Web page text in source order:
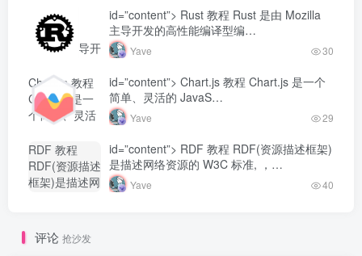
class="lazyload
fit-cover
radius8">
之...-
Yave520-专业
开发者社区"
fit-cover
radius8">
Rust 教程
Rust 是由
Mozilla 主导开
译型编...-
Yave520-专业
开发者社区"
class="lazyload
fit-cover
radius8">
id=”content”> Rust 教程 Rust 是由 Mozilla
主导开发的高性能编译型编…
Yave 30
Chart.js 教程
Chart.js 是一
个简单、灵活
Yave520-专业
开发者社区"
class="lazyload
id=”content”> Chart.js 教程 Chart.js 是一个
简单、灵活的 JavaS…
Yave 29
RDF 教程
RDF(资源描述
框架)是描述网
，...-
Yave520-专业
id=”content”> RDF 教程 RDF(资源描述框架)
是描述网络资源的 W3C 标准, ，…
Yave 40
评论 抢沙发